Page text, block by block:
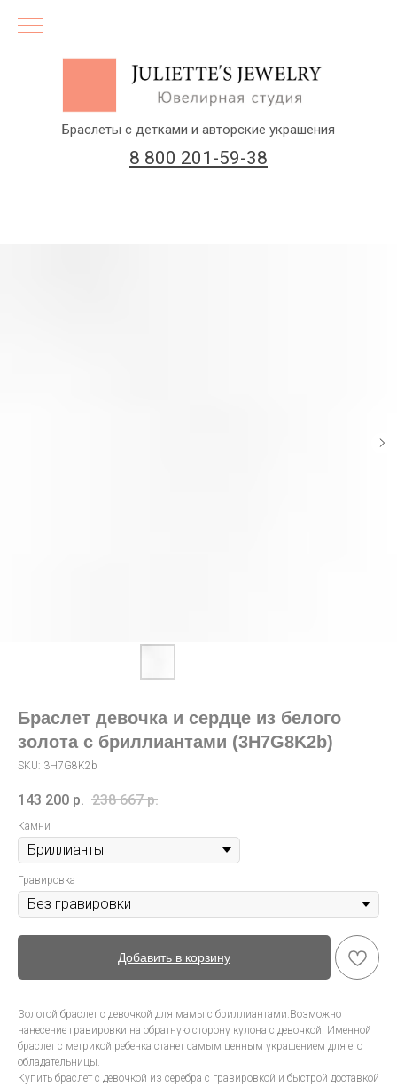
8 800 201-59-38
Браслеты с детками и авторские украшения
Браслет девочка и сердце из белого
золота с бриллиантами (3H7G8K2b)
SKU: 3H7G8K2b
143 200 р. 238 667 р.
Камни
Гравировка
Добавить в корзину
Золотой браслет с девочкой для мамы с бриллиантами.Возможно
нанесение гравировки на обратную сторону кулона с девочкой. Именной
браслет с метрикой ребенка станет самым ценным украшением для его
обладательницы.
Купить браслет с девочкой из серебра с гравировкой и быстрой доставкой